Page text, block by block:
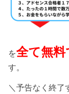
を全て無料
す。
＼予告なく終了